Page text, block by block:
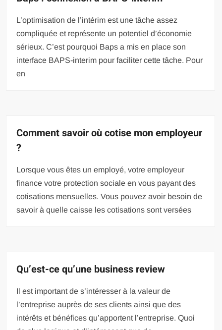
L’optimisation de l’intérim est une tâche assez
compliquée et représente un potentiel d’économie
sérieux. C’est pourquoi Baps a mis en place son
interface BAPS-interim pour faciliter cette tâche. Pour
en
Comment savoir où cotise mon employeur
?
Lorsque vous êtes un employé, votre employeur
finance votre protection sociale en vous payant des
cotisations mensuelles. Vous pouvez avoir besoin de
savoir à quelle caisse les cotisations sont versées
Qu’est-ce qu’une business review
Il est important de s’intéresser à la valeur de
l’entreprise auprès de ses clients ainsi que des
intérêts et bénéfices qu’apportent l’entreprise. Quoi